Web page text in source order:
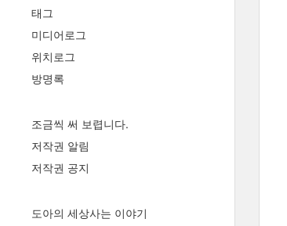
태그
미디어로그
위치로그
방명록
조금씩 써 보렵니다.
저작권 알림
저작권 공지
도아의 세상사는 이야기